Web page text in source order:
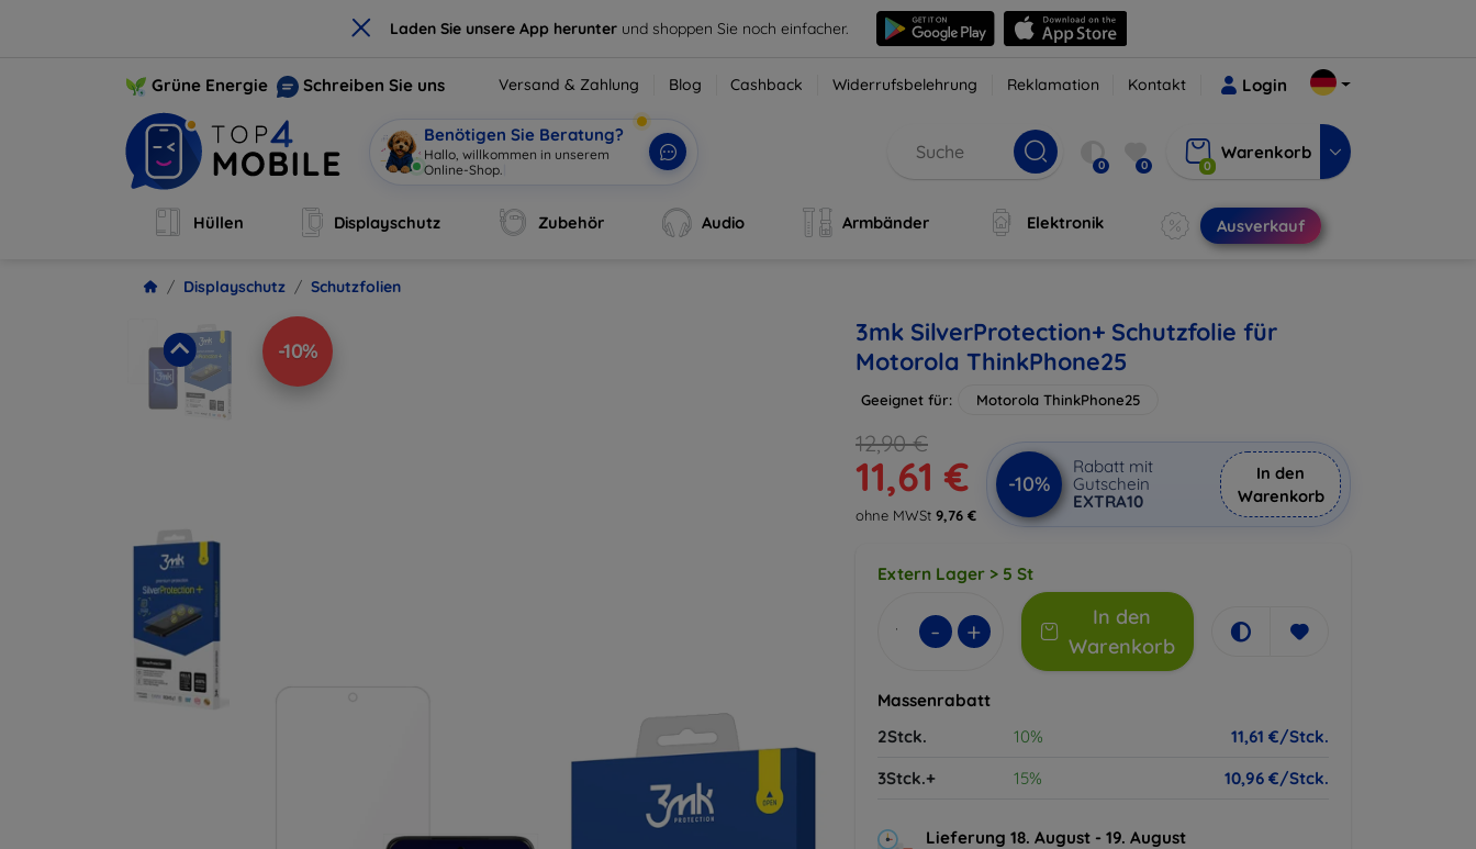
× Laden Sie unsere App herunter und shoppen Sie noch einfacher.
Grüne Energie Schreiben Sie uns Versand & Zahlung Blog Cashback Widerrufsbelehrung Reklamation Kontakt Login
Benötigen Sie Beratung?
Hallo, willkommen in unserem
Online-Shop.
0 0 0
Warenkorb
Hüllen Displayschutz Zubehör Audio Armbänder Elektronik Ausverkauf
Displayschutz Schutzfolien
-10%
3mk SilverProtection+ Schutzfolie für
Motorola ThinkPhone25
Geeignet für: Motorola ThinkPhone25
12,90 €
11,61 €
ohne MWSt 9,76 €
-10%
Rabatt mit
Gutschein
EXTRA10
In den
Warenkorb
Extern Lager > 5 St
- +
In den
Warenkorb
Massenrabatt
2Stck.
10%
11,61 €/Stck.
3Stck.+
15% 10,96 €/Stck.
Lieferung 18. August - 19. August